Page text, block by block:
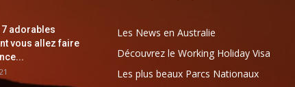
7 adorables
vous allez faire
Les News en Australie
Découvrez le Working Holiday Visa
Les plus beaux Parcs Nationaux